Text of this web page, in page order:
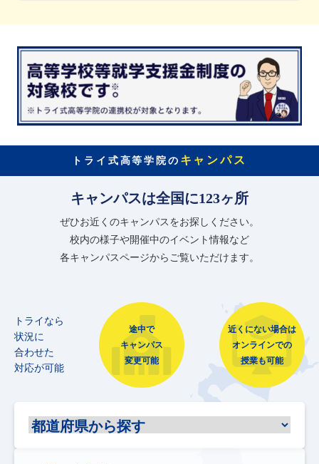
トライ式高等学院の キャンパス
キャンパスは全国に123ヶ所
ぜひお近くのキャンパスをお探しください。
校内の様子や開催中のイベント情報など
各キャンパスページからご覧いただけます。
トライなら
状況に
合わせた
対応が可能
途中で
キャンパス
変更可能
近くにない場合は
オンラインでの
授業も可能